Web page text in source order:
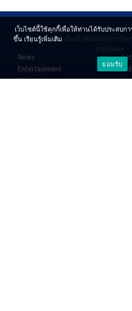
News
Entertainment
Lifestyle
ร่ว
เว็บไซต์นี้ใช้คุกกี้เพื่อให้ท่านได้รับประสบก
ขึ้น เรียนรู้เพิ่มเติม เงื่อนไขข้อตกลงการใช้บ
ส่วนบุคคล
ยอมรับ